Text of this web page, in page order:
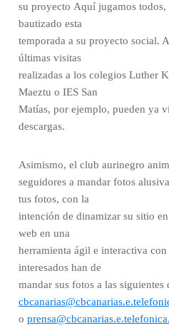
su proyecto Aquí jugamos
bautizado esta
temporada a su proyecto social.
últimas visitas
realizadas a los colegios Luther
Maeztu o IES San
Matías, por ejemplo, pueden ya
descargas.
Asimismo, el club aurinegro
seguidores a mandar fotos
tus fotos, con la
intención de dinamizar su sitio
web en una
herramienta ágil e interactiva
interesados han de
mandar sus fotos a las
o